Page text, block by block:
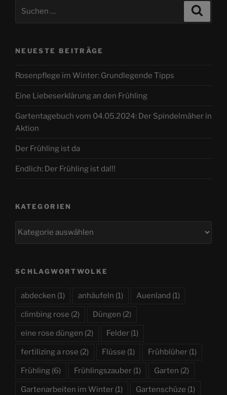
NEUESTE BEITRÄGE
Rosenpflege im Winter: Grundlegende Tipps
Eine Liebeserklärung an den Frühling
Gartentagebuch vom 04.05.2024: Der Spindelmäher in
Aktion
Der Frühling ist da
Endlich: Der Frühling ist da!!!
KATEGORIEN
SCHLAGWORTWOLKE
abdecken (1) anhäufeln (1) Auenland (1)
climbing rose (2) Düngen (2)
eine rose düngen (2) Felder (1)
fertilizing a rose (2) Flüsse (1) Frühblüher (1)
Frühling (6) Frühlingszauber (1) Garten (2)
Gartenarbeiten im Winter (1) Gartenschüze (1)